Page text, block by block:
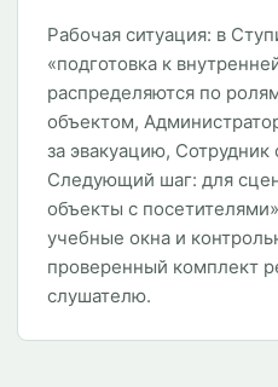
Рабочая ситуация: в
«подготовка к
распределяются по
объектом,
за эвакуацию,
Следующий шаг: для
объекты с
учебные окна и
проверенный комплект
слушателю.